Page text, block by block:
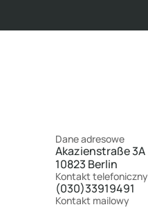
Dane adresowe
Akazienstraße 3A
10823 Berlin
Kontakt telefoniczny
(030)33919491
Kontakt mailowy